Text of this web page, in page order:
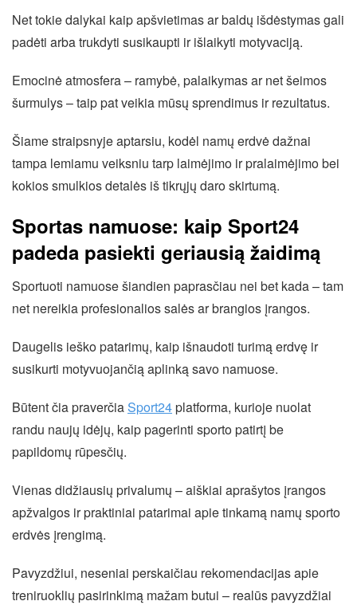
Net tokie dalykai kaip apšvietimas ar baldų išdėstymas gali
padėti arba trukdyti susikaupti ir išlaikyti motyvaciją.
Emocinė atmosfera – ramybė, palaikymas ar net šeimos
šurmulys – taip pat veikia mūsų sprendimus ir rezultatus.
Šiame straipsnyje aptarsiu, kodėl namų erdvė dažnai
tampa lemiamu veiksniu tarp laimėjimo ir pralaimėjimo bei
kokios smulkios detalės iš tikrųjų daro skirtumą.
Sportas namuose: kaip Sport24
padeda pasiekti geriausią žaidimą
Sportuoti namuose šiandien paprasčiau nei bet kada – tam
net nereikia profesionalios salės ar brangios įrangos.
Daugelis ieško patarimų, kaip išnaudoti turimą erdvę ir
susikurti motyvuojančią aplinką savo namuose.
Būtent čia praverčiaSport24platforma, kurioje nuolat
randu naujų idėjų, kaip pagerinti sporto patirtį be
papildomų rūpesčių.
Vienas didžiausių privalumų – aiškiai aprašytos įrangos
apžvalgos ir praktiniai patarimai apie tinkamą namų sporto
erdvės įrengimą.
Pavyzdžiui, neseniai perskaičiau rekomendacijas apie
treniruoklių pasirinkimą mažam butui – realūs pavyzdžiai